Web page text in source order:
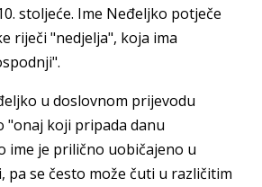
stoljeće. Ime Neđeljko potječe
riječi "nedjelja", koja ima
u doslovnom prijevodu
"onaj koji pripada danu
ime je prilično uobičajeno u
pa se često može čuti u različitim